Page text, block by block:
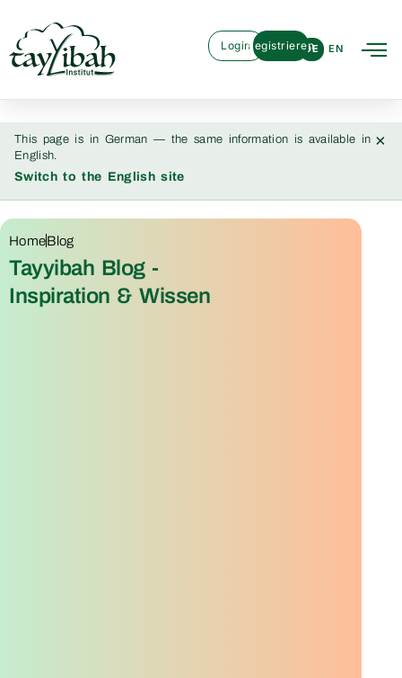
DE EN
LoginRegistrieren
This page is in German — the same information is available in
English.
Switch to the English site
×
HomeBlog
Tayyibah Blog -
Inspiration & Wissen